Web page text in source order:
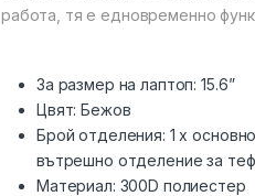
работа, тя е едновременно
За размер на лаптоп: 15.6”
Цвят: Бежов
Брой отделения: 1 x
вътрешно отделение за
Материал: 300D полиестер